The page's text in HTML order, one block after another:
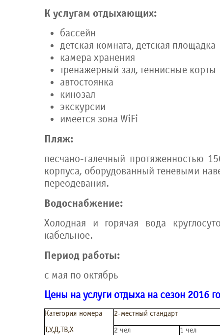
К услугам отдыхающих:
бассейн
детская комната, детская площадка
камера хранения
тренажерный зал, теннисные корты
автостоянка
кинозал
экскурсии
имеется зона WiFi
Пляж:
песчано-галечный протяженностью
корпуса, оборудованный теневыми
переодевания.
Водоснабжение:
Холодная и горячая вода
кабельное.
Период работы:
с мая по октябрь
Цены на услуги отдыха на сезон 2016
Категория номера
Т,У,Д,ТВ,Х
2-местный стандарт
2 чел
1 чел